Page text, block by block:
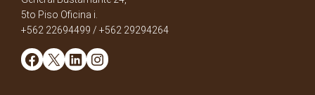
5to Piso Oficina i.
+562 22694499 / +562 29294264